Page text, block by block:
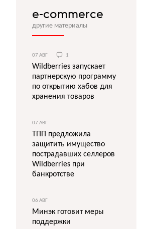
e-commerce
другие материалы
07 АВГ 1
Wildberries запускает
партнерскую программу
по открытию хабов для
хранения товаров
07 АВГ
ТПП предложила
защитить имущество
пострадавших селлеров
Wildberries при
банкротстве
06 АВГ
Минэк готовит меры
поддержки